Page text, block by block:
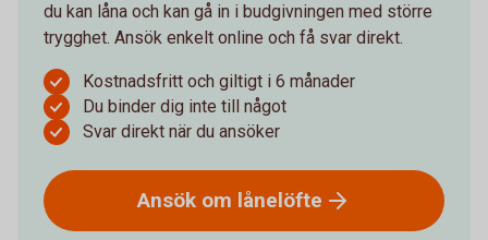
du kan låna och kan gå in i budgivningen med större
trygghet. Ansök enkelt online och få svar direkt.
Kostnadsfritt och giltigt i 6 månader
Du binder dig inte till något
Svar direkt när du ansöker
Ansök om lånelöfte